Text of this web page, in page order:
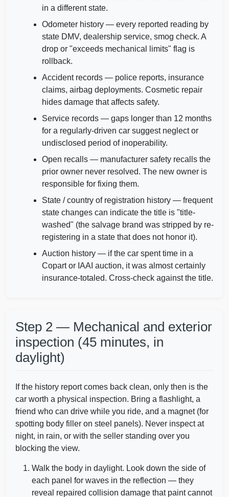
Copart
Autocheck
IAAI
in a different state.
Odometer history — every reported reading by
state DMV, dealership service, smog check. A
drop or "exceeds mechanical limits" flag is
rollback.
Accident records — police reports, insurance
claims, airbag deployments. Cosmetic repair
hides damage that affects safety.
Service records — gaps longer than 12 months
for a regularly-driven car suggest neglect or
undisclosed period of inoperability.
Open recalls — manufacturer safety recalls the
prior owner never resolved. The new owner is
responsible for fixing them.
State / country of registration history — frequent
state changes can indicate the title is "title-
washed" (the salvage brand was stripped by re-
registering in a state that does not honor it).
Auction history — if the car spent time in a
Copart or IAAI auction, it was almost certainly
insurance-totaled. Cross-check against the title.
Step 2 — Mechanical and exterior
inspection (45 minutes, in
daylight)
If the history report comes back clean, only then is the
car worth a physical inspection. Bring a flashlight, a
friend who can drive while you ride, and a magnet (for
spotting body filler on steel panels). Never inspect at
night, in rain, or with the seller standing over you
blocking the view.
Walk the body in daylight. Look down the side of
each panel for waves in the reflection — they
reveal repaired collision damage that paint cannot